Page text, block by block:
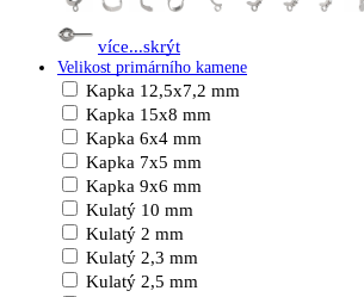
více...skrýt
Velikost primárního kamene
Kapka 12,5x7,2 mm
Kapka 15x8 mm
Kapka 6x4 mm
Kapka 7x5 mm
Kapka 9x6 mm
Kulatý 10 mm
Kulatý 2 mm
Kulatý 2,3 mm
Kulatý 2,5 mm